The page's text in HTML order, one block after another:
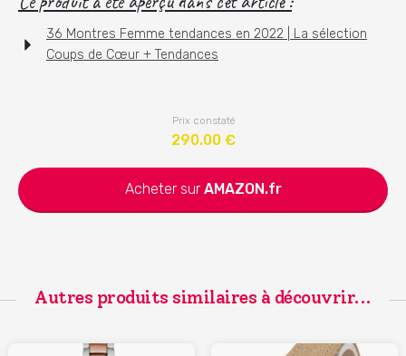
36 Montres Femme tendances en 2022 | La sélection
Coups de Cœur + Tendances
Prix constaté
290.00€
Acheter sur AMAZON.fr
Autres produits similaires à découvrir...